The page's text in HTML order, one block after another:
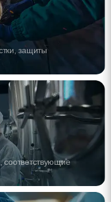
защиты
соответствующие